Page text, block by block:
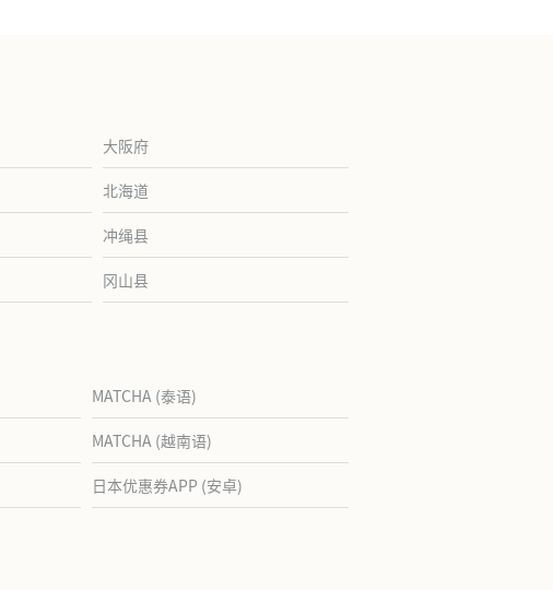
大阪府
北海道
冲绳县
冈山县
MATCHA (泰语)
MATCHA (越南语)
日本优惠券APP (安卓)